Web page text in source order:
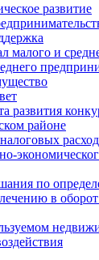
развитие
малого и
развития
районе
по
в